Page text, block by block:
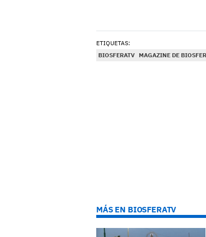
ETIQUETAS:
BIOSFERATV MAGAZINE DE
MÁS EN BIOSFERATV